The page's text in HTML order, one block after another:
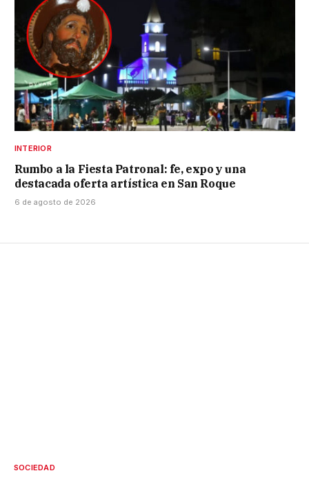
INTERIOR
Rumbo a la Fiesta Patronal: fe, expo y una
destacada oferta artística en San Roque
6 de agosto de 2026
SOCIEDAD